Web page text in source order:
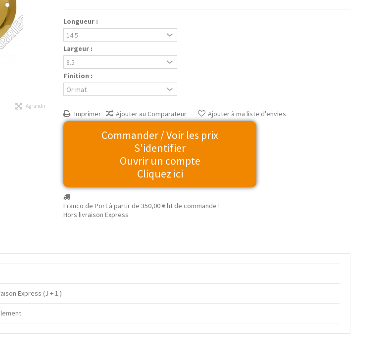
Agrandir
Longueur :
Largeur :
Finition :
Imprimer Ajouter au Comparateur Ajouter à ma liste d'envies
Commander / Voir les prix
S'identifier
Ouvrir un compte
Cliquez ici
Franco de Port à partir de 350,00 €ht de commande !
Hors livraison Express
Express (J + 1 )